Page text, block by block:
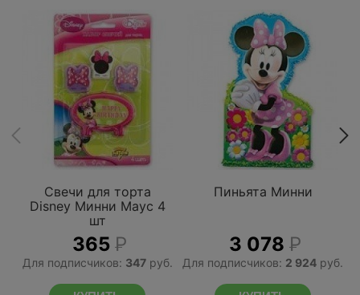
Свечи для торта
Disney Минни Маус 4
шт
365 Р
Для подписчиков: 347руб.
Пиньята Минни
3 078 Р
Для подписчиков: 2 924 руб.